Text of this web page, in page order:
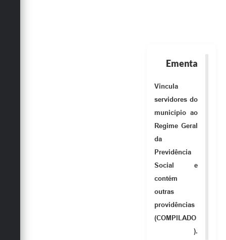
Ementa
Vincula
servidores do
município ao
Regime Geral
da
Previdência
Social e
contém
outras
providências
(COMPILADO
).